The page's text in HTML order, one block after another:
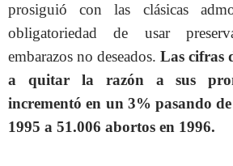
prosiguió con las clásicas
obligatoriedad de usar
embarazos no deseados. Las cifras
a quitar la razón a sus
incrementó en un 3% pasando
1995 a 51.006 abortos en 1996.